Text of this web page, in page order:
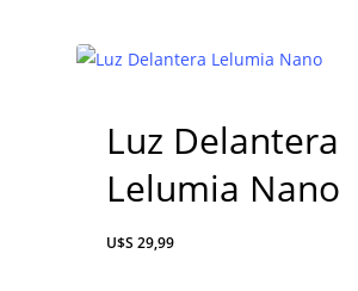
Luz Delantera
Lelumia Nano
$ 29,99